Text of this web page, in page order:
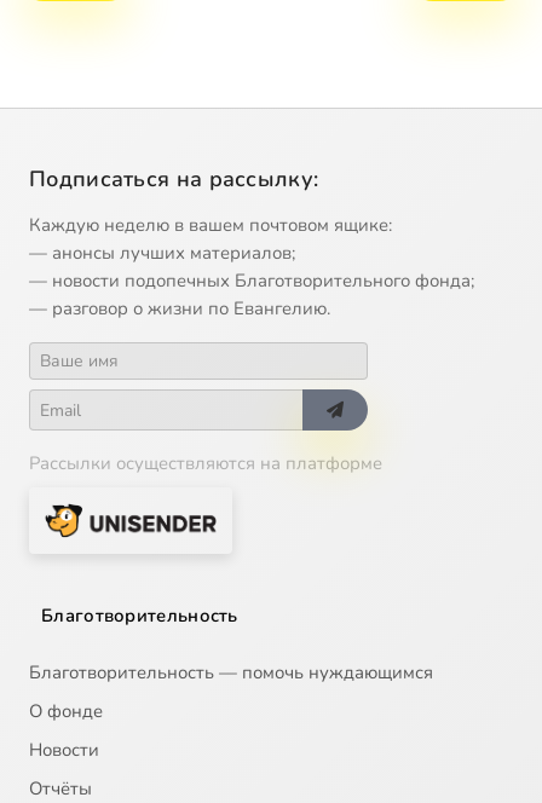
Подписаться на рассылку:
Каждую неделю в вашем почтовом ящике:
— анонсы лучших материалов;
— новости подопечных Благотворительного фонда;
— разговор о жизни по Евангелию.
Рассылки осуществляются на платформе
Благотворительность
Благотворительность — помочь нуждающимся
О фонде
Новости
Отчёты